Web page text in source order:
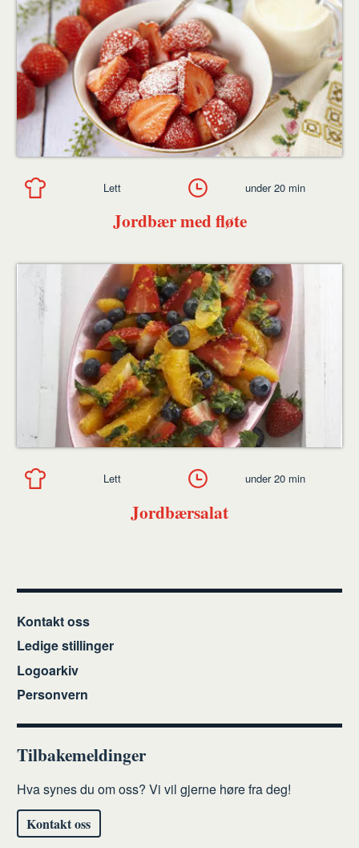
Jordbær med fløte
Lett under 20 min
Jordbærsalat
Lett under 20 min
Kontakt oss
Ledige stillinger
Logoarkiv
Personvern
Tilbakemeldinger
Hva synes du om oss? Vi vil gjerne høre fra deg!
Kontakt oss